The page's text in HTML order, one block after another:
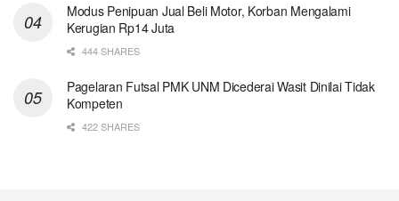
Modus Penipuan Jual Beli Motor, Korban Mengalami
Kerugian Rp14 Juta
444 SHARES
Pagelaran Futsal PMK UNM Dicederai Wasit Dinilai Tidak
Kompeten
422 SHARES